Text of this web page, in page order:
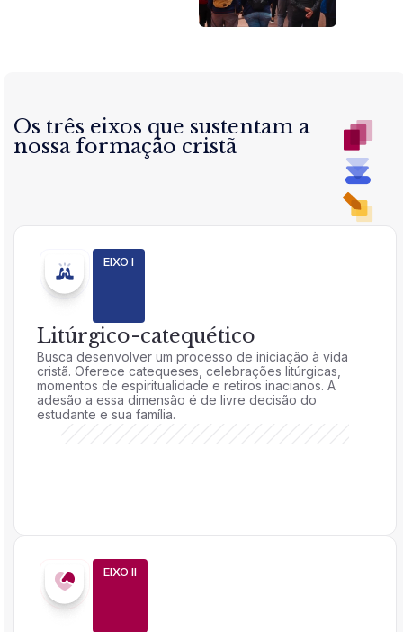
Os três eixos que sustentam a
nossa formação cristã
EIXO I
Litúrgico-catequético
Busca desenvolver um processo de iniciação à vida
cristã. Oferece catequeses, celebrações litúrgicas,
momentos de espiritualidade e retiros inacianos. A
adesão a essa dimensão é de livre decisão do
estudante e sua família.
EIXO II